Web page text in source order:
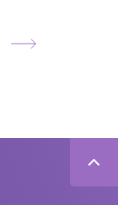
Article